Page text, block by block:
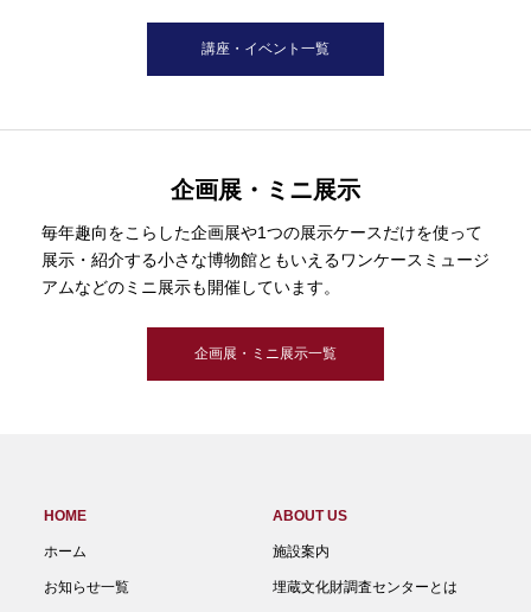
講座・イベント一覧
企画展・ミニ展示
毎年趣向をこらした企画展や1つの展示ケースだけを使って
展示・紹介する小さな博物館ともいえるワンケースミュージ
アムなどのミニ展示も開催しています。
企画展・ミニ展示一覧
HOME
ホーム
お知らせ一覧
ABOUT US
施設案内
埋蔵文化財調査センターとは